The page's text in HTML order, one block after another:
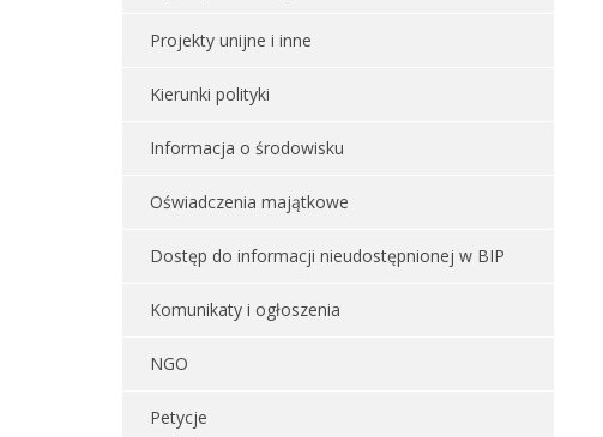
Projekty unijne i inne
Kierunki polityki
Informacja o środowisku
Oświadczenia majątkowe
Dostęp do informacji nieudostępnionej w BIP
Komunikaty i ogłoszenia
NGO
Petycje